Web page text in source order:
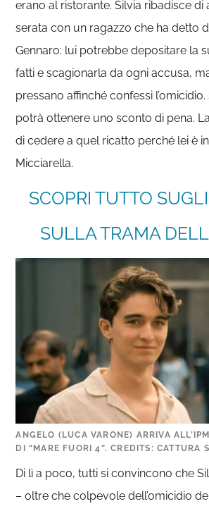
erano al ristorante. Silvia ribadisce di
serata con un ragazzo che ha detto
Gennaro: lui potrebbe depositare la
fatti e scagionarla da ogni accusa,
pressano affinché confessi
potrà ottenere uno sconto di pena.
di cedere a quel ricatto perché lei è
Micciarella.
SCOPRI TUTTO
SULLA TRAMA
ANGELO (LUCA VARONE) ARRIVA
DI “MARE FUORI 4”. CREDITS: CATTURA
Di lì a poco, tutti si convincono che
– oltre che colpevole dell’omicidio